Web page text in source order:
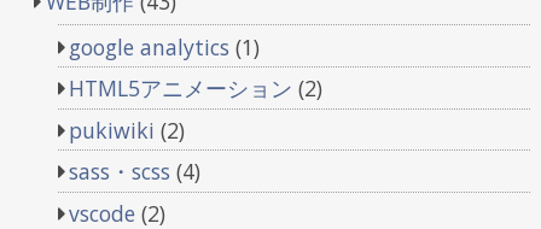
google analytics (1)
HTML5アニメーション (2)
pukiwiki (2)
sass・scss (4)
vscode (2)